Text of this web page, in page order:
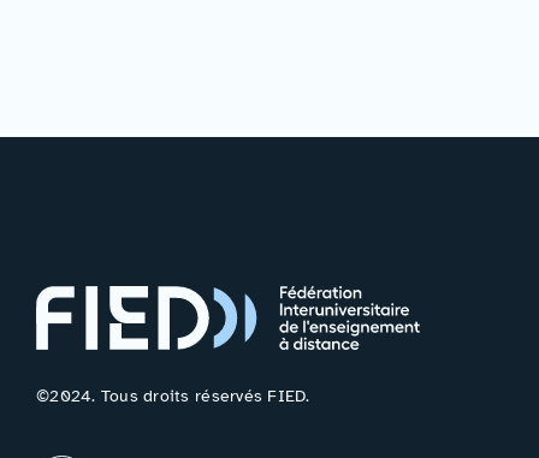
©2024. Tous droits réservés FIED.